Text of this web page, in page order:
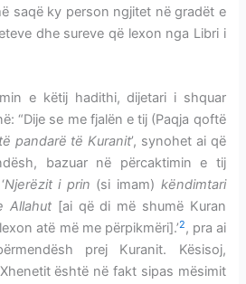
saqë ky person ngjitet në gradët e
dhe sureve që lexon nga Libri i
e këtij hadithi, dijetari i shquar
“Dije se me fjalën e tij (Paqja qoftë
pandarë të Kuranit’, synohet ai që
bazuar në përcaktimin e tij
Njerëzit i prin (si imam) këndimtari
Allahut [ai që di më shumë Kuran
atë më me përpikmëri].’2, pra ai
prej Kuranit. Kësisoj,
është në fakt sipas mësimit